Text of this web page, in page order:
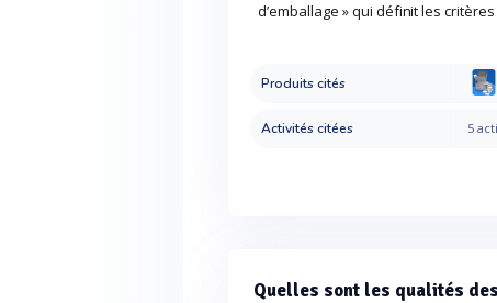
d’emballage » qui définit les
Produits cités
Activités citées 5
Quelles sont les qualités